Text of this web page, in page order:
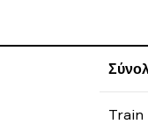
Train